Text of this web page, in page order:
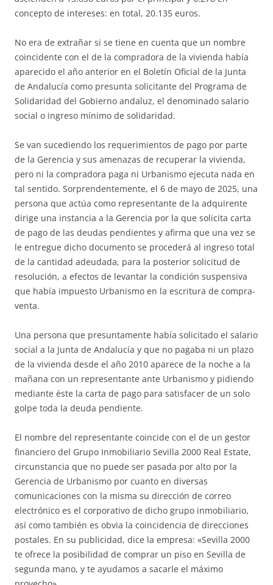
concepto de intereses: en total, 20.135 euros.
No era de extrañar si se tiene en cuenta que un nombre
coincidente con el de la compradora de la vivienda había
aparecido el año anterior en el Boletín Oficial de la Junta
de Andalucía como presunta solicitante del Programa de
Solidaridad del Gobierno andaluz, el denominado salario
social o ingreso mínimo de solidaridad.
Se van sucediendo los requerimientos de pago por parte
de la Gerencia y sus amenazas de recuperar la vivienda,
pero ni la compradora paga ni Urbanismo ejecuta nada en
tal sentido. Sorprendentemente, el 6 de mayo de 2025, una
persona que actúa como representante de la adquirente
dirige una instancia a la Gerencia por la que solicita carta
de pago de las deudas pendientes y afirma que una vez se
le entregue dicho documento se procederá al ingreso total
de la cantidad adeudada, para la posterior solicitud de
resolución, a efectos de levantar la condición suspensiva
que había impuesto Urbanismo en la escritura de compra-
venta.
Una persona que presuntamente había solicitado el salario
social a la Junta de Andalucía y que no pagaba ni un plazo
de la vivienda desde el año 2010 aparece de la noche a la
mañana con un representante ante Urbanismo y pidiendo
mediante éste la carta de pago para satisfacer de un solo
golpe toda la deuda pendiente.
El nombre del representante coincide con el de un gestor
financiero del Grupo Inmobiliario Sevilla 2000 Real Estate,
circunstancia que no puede ser pasada por alto por la
Gerencia de Urbanismo por cuanto en diversas
comunicaciones con la misma su dirección de correo
electrónico es el corporativo de dicho grupo inmobiliario,
así como también es obvia la coincidencia de direcciones
postales. En su publicidad, dice la empresa: «Sevilla 2000
te ofrece la posibilidad de comprar un piso en Sevilla de
segunda mano, y te ayudamos a sacarle el máximo